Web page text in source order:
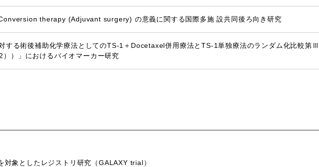
therapy (Adjuvant surgery) の意義に関する国際多施 設共同後ろ向き研究
る術後補助化学療法としてのTS-1＋Docetaxel併用療法とTS-1単独療法のランダム化比較第Ⅲ
）」におけるバイオマーカー研究
象としたレジストリ研究（GALAXY trial）